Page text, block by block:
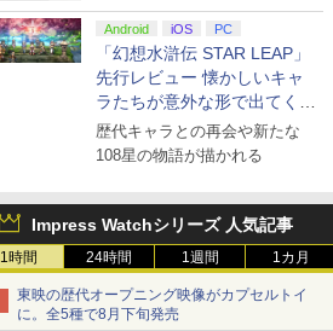
ズ情報が公開
Android iOS PC
「幻想水滸伝 STAR LEAP」
先行レビュー 懐かしいキャ
ラたちが意外な形で出てくる
シリーズ完全新作！
歴代キャラとの再会や新たな
108星の物語が描かれる
Impress Watchシリーズ 人気記事
1時間 24時間 1週間 1カ月
東映の歴代オープニング映像がカプセルトイ
に。全5種で8月下旬発売